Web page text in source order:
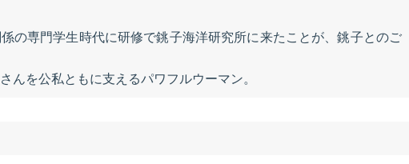
の専門学生時代に研修で銚子海洋研究所に来たことが、銚子とのご
んを公私ともに支えるパワフルウーマン。